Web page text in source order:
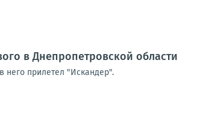
в Днепропетровской области
него прилетел "Искандер".